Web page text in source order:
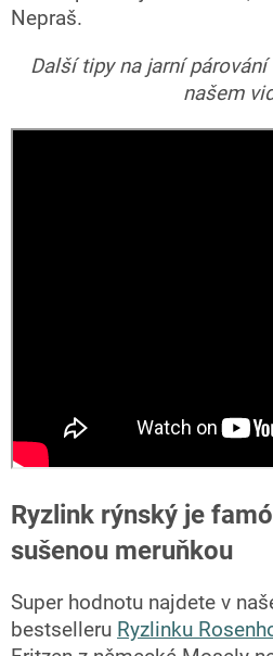
Nepraš.
Další tipy na jarní
našem
Ryzlink rýnský je
sušenou meruňkou
Super hodnotu najdete v
bestselleru Ryzlinku